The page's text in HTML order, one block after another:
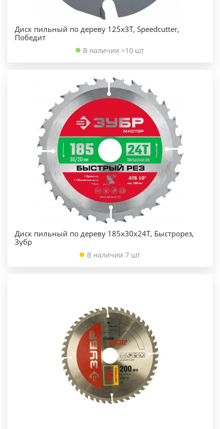
Диск пильный по дереву 125х3Т, Speedcutter,
Победит
В наличии >10 шт
Диск пильный по дереву 185х30х24Т, Быстрорез,
Зубр
В наличии 7 шт